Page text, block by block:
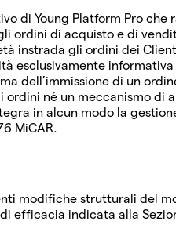
di Young Platform Pro che
ordini di acquisto e di
instrada gli ordini dei
esclusivamente informativa
dell’immissione di un
né un meccanismo di
in alcun modo la
MiCAR.
modifiche strutturali del
efficacia indicata alla